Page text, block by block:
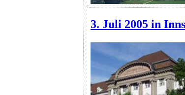
3. Juli 2005 in